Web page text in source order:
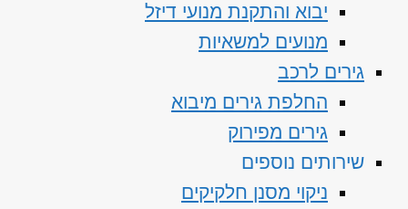
יבוא והתקנת מנועי דיזל
מנועים למשאיות
גירים לרכב
החלפת גירים מיבוא
גירים מפירוק
שירותים נוספים
ניקוי מסנן חלקיקים